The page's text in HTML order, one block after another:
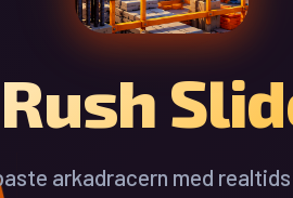
Rush
arkadracern med